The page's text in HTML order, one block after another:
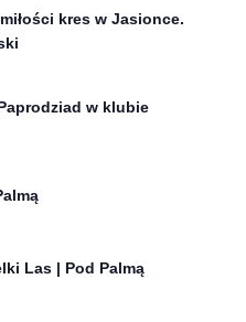
kres w Jasionce.
w klubie
Las | Pod Palmą